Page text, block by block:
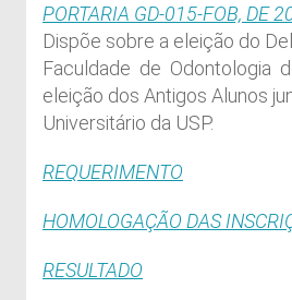
PORTARIA GD-015-FOB, DE
Dispõe sobre a eleição do
Faculdade de Odontologia
eleição dos Antigos Alunos
Universitário da USP.
REQUERIMENTO
HOMOLOGAÇÃO DAS
RESULTADO